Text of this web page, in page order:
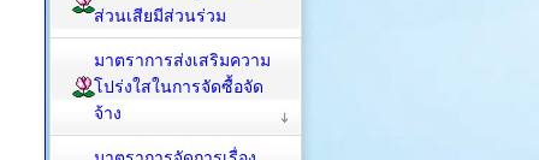
ส่วนเสียมีส่วนร่วม
มาตราการส่งเสริมความ
โปร่งใสในการจัดซื้อจัด
จ้าง